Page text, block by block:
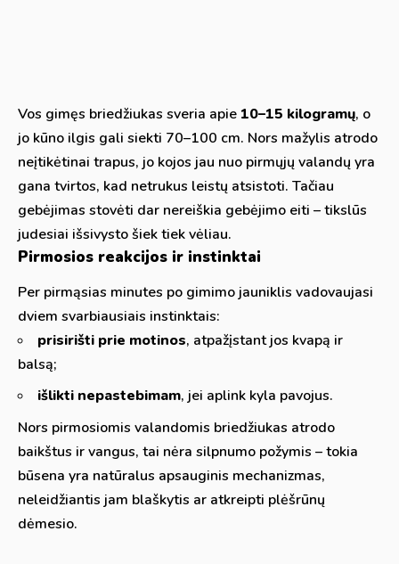
Vos gimęs briedžiukas sveria apie10–15 kilogramų, o
jo kūno ilgis gali siekti 70–100 cm. Nors mažylis atrodo
neįtikėtinai trapus, jo kojos jau nuo pirmųjų valandų yra
gana tvirtos, kad netrukus leistų atsistoti. Tačiau
gebėjimas stovėti dar nereiškia gebėjimo eiti – tikslūs
judesiai išsivysto šiek tiek vėliau.
Pirmosios reakcijos ir instinktai
Per pirmąsias minutes po gimimo jauniklis vadovaujasi
dviem svarbiausiais instinktais:
prisirišti prie motinos, atpažįstant jos kvapą ir
balsą;
išlikti nepastebimam, jei aplink kyla pavojus.
Nors pirmosiomis valandomis briedžiukas atrodo
baikštus ir vangus, tai nėra silpnumo požymis – tokia
būsena yra natūralus apsauginis mechanizmas,
neleidžiantis jam blaškytis ar atkreipti plėšrūnų
dėmesio.